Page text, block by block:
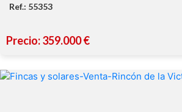
UE.CH
Ref.: 55353
Precio: 359.000 €
¡PARCELA URBANA CON